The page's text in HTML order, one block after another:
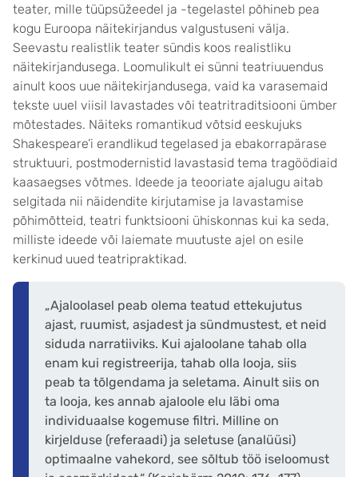
teater, mille tüüpsüžeedel ja -tegelastel põhineb pea
kogu Euroopa näitekirjandus valgustuseni välja.
Seevastu realistlik teater sündis koos realistliku
näitekirjandusega. Loomulikult ei sünni teatriuuendus
ainult koos uue näitekirjandusega, vaid ka varasemaid
tekste uuel viisil lavastades või teatritraditsiooni ümber
mõtestades. Näiteks romantikud võtsid eeskujuks
Shakespeare’i erandlikud tegelased ja ebakorrapärase
struktuuri, postmodernistid lavastasid tema tragöödiaid
kaasaegses võtmes. Ideede ja teooriate ajalugu aitab
selgitada nii näidendite kirjutamise ja lavastamise
põhimõtteid, teatri funktsiooni ühiskonnas kui ka seda,
milliste ideede või laiemate muutuste ajel on esile
kerkinud uued teatripraktikad.
„Ajaloolasel peab olema teatud ettekujutus
ajast, ruumist, asjadest ja sündmustest, et neid
siduda narratiiviks. Kui ajaloolane tahab olla
enam kui registreerija, tahab olla looja, siis
peab ta tõlgendama ja seletama. Ainult siis on
ta looja, kes annab ajaloole elu läbi oma
individuaalse kogemuse filtri. Milline on
kirjelduse (referaadi) ja seletuse (analüüsi)
optimaalne vahekord, see sõltub töö iseloomust